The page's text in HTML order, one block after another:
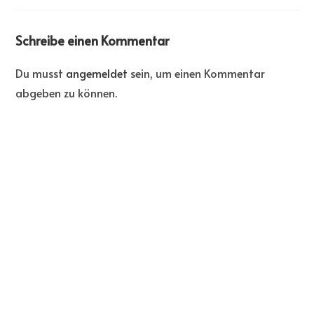
Schreibe einen Kommentar
Du musst angemeldet sein, um einen Kommentar
abgeben zu können.